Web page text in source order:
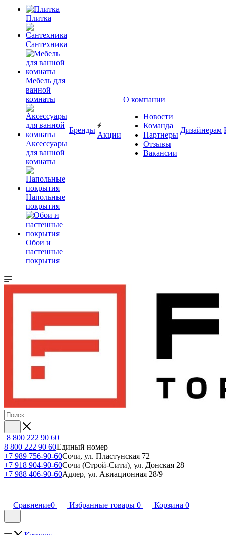
Плитка
Сантехника
Мебель для
ванной
комнаты
Аксессуары
для ванной
комнаты
Напольные
покрытия
Обои и
настенные
покрытия
Бренды
Акции
О компании
Новости
Команда
Партнеры
Отзывы
Вакансии
Дизайнерам
8 800 222 90 60
8 800 222 90 60Единый номер
+7 989 756-90-60Сочи, ул. Пластунская 72
+7 918 904-90-60Сочи (Строй-Сити), ул. Донская 28
+7 988 406-90-60Адлер, ул. Авиационная 28/9
Сравнение0 Избранные товары 0 Корзина 0